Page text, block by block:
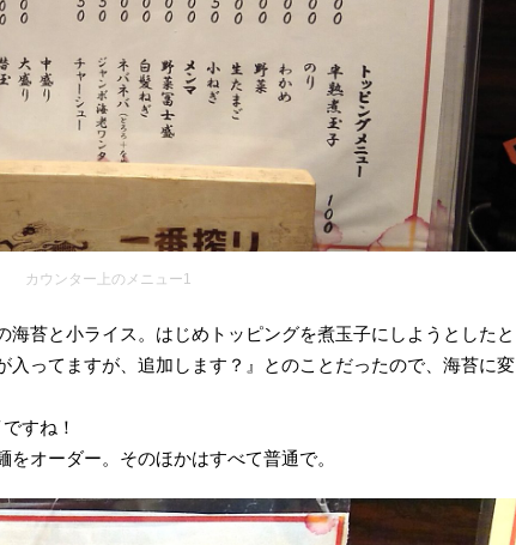
カウンター上のメニュー1
苔と小ライス。はじめトッピングを煮玉子にしようとしたと
入ってますが、追加します？』とのことだったので、海苔に変
すね！
オーダー。そのほかはすべて普通で。